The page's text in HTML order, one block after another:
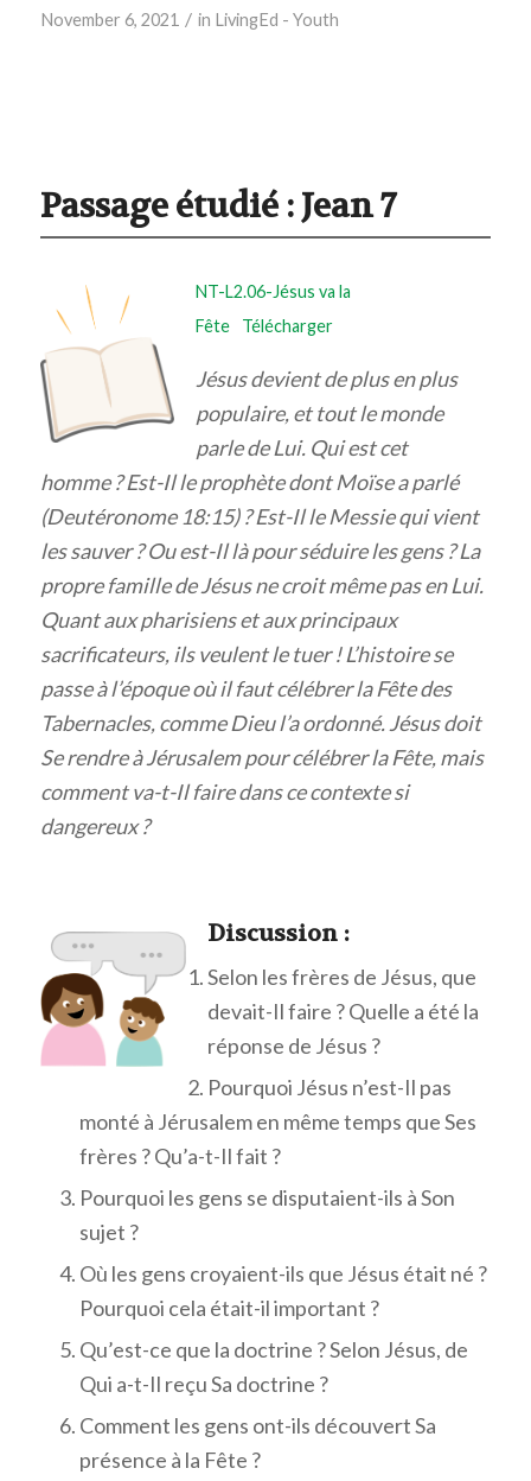
November 6, 2021 / in LivingEd - Youth
Passage étudié :Jean 7
NT-L2.06-Jésus va la
Fête
Télécharger
Jésus devient de plus en plus
populaire, et tout le monde
parle de Lui. Qui est cet
homme ? Est-Il le prophète dont Moïse a parlé
(Deutéronome 18:15) ? Est-Il le Messie qui vient
les sauver ? Ou est-Il là pour séduire les gens ? La
propre famille de Jésus ne croit même pas en Lui.
Quant aux pharisiens et aux principaux
sacrificateurs, ils veulent le tuer ! L’histoire se
passe à l’époque où il faut célébrer la Fête des
Tabernacles, comme Dieu l’a ordonné. Jésus doit
Se rendre à Jérusalem pour célébrer la Fête, mais
comment va-t-Il faire dans ce contexte si
dangereux ?
Discussion :
Selon les frères de Jésus, que
devait-Il faire ? Quelle a été la
réponse de Jésus ?
Pourquoi Jésus n’est-Il pas
monté à Jérusalem en même temps que Ses
frères ? Qu’a-t-Il fait ?
Pourquoi les gens se disputaient-ils à Son
sujet ?
Où les gens croyaient-ils que Jésus était né ?
Pourquoi cela était-il important ?
Qu’est-ce que la doctrine ? Selon Jésus, de
Qui a-t-Il reçu Sa doctrine ?
Comment les gens ont-ils découvert Sa
présence à la Fête ?